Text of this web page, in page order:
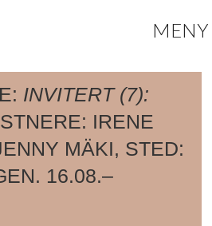
INVITERT (7):
IRENE
MÄKI, STED:
16.08.–